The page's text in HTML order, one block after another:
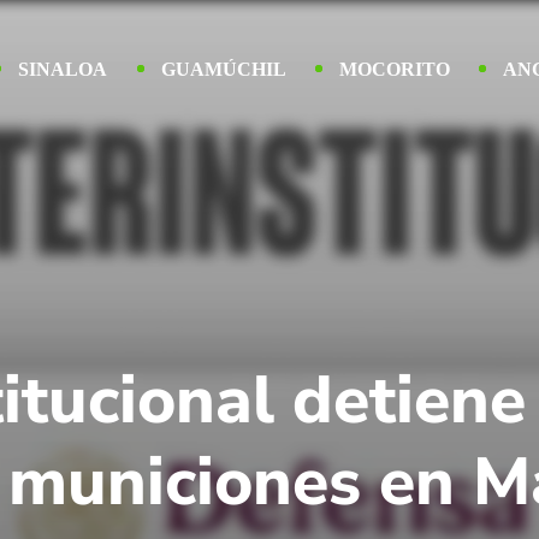
SINALOA GUAMÚCHIL MOCORITO
detiene
en